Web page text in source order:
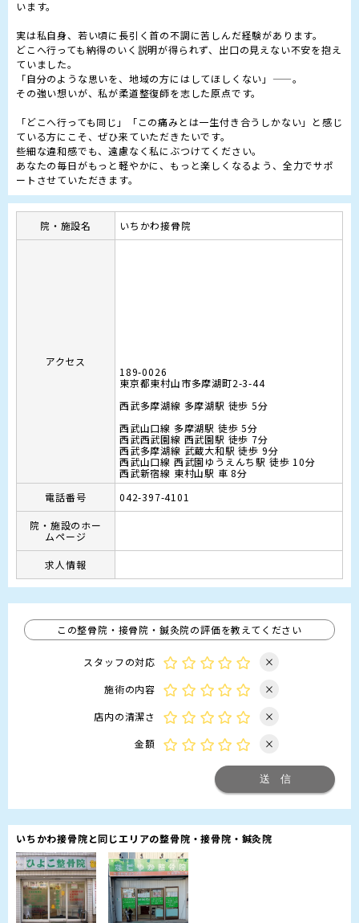
います。
実は私自身、若い頃に長引く首の不調に苦しんだ経験があります。
どこへ行っても納得のいく説明が得られず、出口の見えない不安を抱え
ていました。
「自分のような思いを、地域の方にはしてほしくない」——。
その強い想いが、私が柔道整復師を志した原点です。
「どこへ行っても同じ」「この痛みとは一生付き合うしかない」と感じ
ている方にこそ、ぜひ来ていただきたいです。
些細な違和感でも、遠慮なく私にぶつけてください。
あなたの毎日がもっと軽やかに、もっと楽しくなるよう、全力でサポ
ートさせていただきます。
院・施設名 いちかわ接骨院
アクセス
189-0026
東京都東村山市多摩湖町2-3-44
西武多摩湖線 多摩湖駅 徒歩 5分
西武山口線 多摩湖駅 徒歩 5分
西武西武園線 西武園駅 徒歩 7分
西武多摩湖線 武蔵大和駅 徒歩 9分
西武山口線 西武園ゆうえんち駅 徒歩 10分
西武新宿線 東村山駅 車 8分
電話番号
042-397-4101
院・施設のホー
ムページ
求人情報
この整骨院・接骨院・鍼灸院の評価を教えてください
スタッフの対応
×
施術の内容
×
店内の清潔さ
×
金額
×
いちかわ接骨院と同じエリアの整骨院・接骨院・鍼灸院